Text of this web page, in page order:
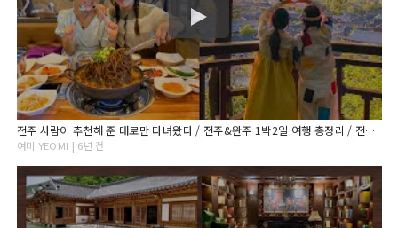
전주 사람이 추천해 준 대로만 다녀왔다 / 전주&완주 1박2일 여행 총정리 / 전주사람들 이 일정 ㅇㅈ?
여미 YEOMI | 6년 전